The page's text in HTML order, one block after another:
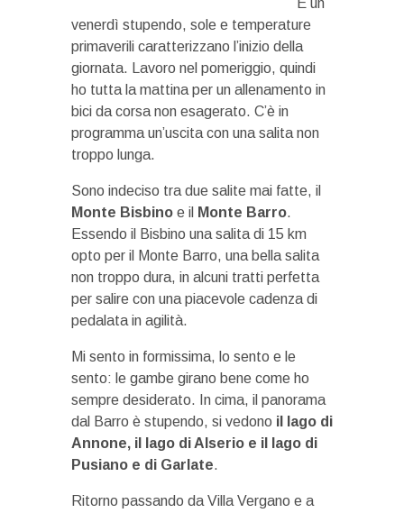
venerdì stupendo, sole e temperature
primaverili caratterizzano l’inizio della
giornata. Lavoro nel pomeriggio, quindi
ho tutta la mattina per un allenamento in
bici da corsa non esagerato. C’è in
programma un’uscita con una salita non
troppo lunga.
Sono indeciso tra due salite mai fatte, il
Monte Bisbino e il Monte Barro.
Essendo il Bisbino una salita di 15 km
opto per il Monte Barro, una bella salita
non troppo dura, in alcuni tratti perfetta
per salire con una piacevole cadenza di
pedalata in agilità.
Mi sento in formissima, lo sento e le
sento: le gambe girano bene come ho
sempre desiderato. In cima, il panorama
dal Barro è stupendo, si vedono il lago di
Annone, il lago di Alserio e il lago di
Pusiano e di Garlate.
Ritorno passando da Villa Vergano e a